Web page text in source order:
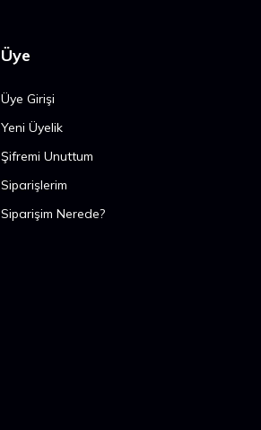
Üye
Üye Girişi
Yeni Üyelik
Şifremi Unuttum
Siparişlerim
Siparişim Nerede?